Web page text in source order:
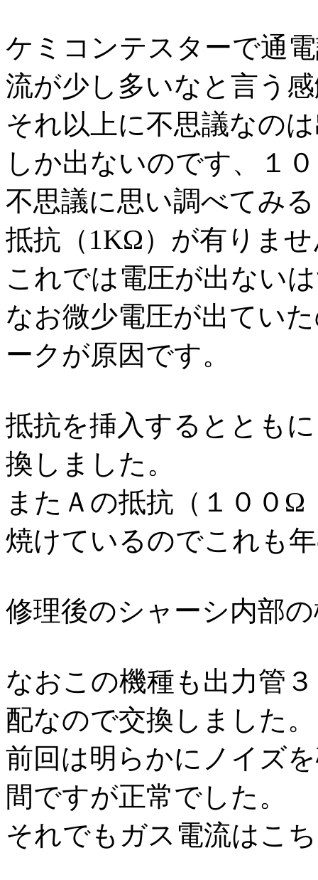
ケミコンテスターで通
流が少し多いなと言う
それ以上に不思議なの
しか出ないのです、１
不思議に思い調べてみ
抵抗（1KΩ）が有りま
これでは電圧が出ない
なお微少電圧が出てい
ークが原因です。
抵抗を挿入するととも
換しました。
またＡの抵抗（１００
焼けているのでこれも
修理後のシャーシ内部
なおこの機種も出力管
配なので交換しました。
前回は明らかにノイズ
間ですが正常でした。
それでもガス電流はこ